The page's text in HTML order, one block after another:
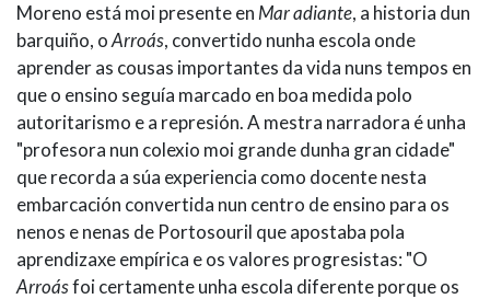
Moreno está moi presente en Mar adiante, a historia dun
barquiño, oArroás, convertido nunha escola onde
aprender as cousas importantes da vida nuns tempos en
que o ensino seguía marcado en boa medida polo
autoritarismo e a represión. A mestra narradora é unha
"profesora nun colexio moi grande dunha gran cidade"
que recorda a súa experiencia como docente nesta
embarcación convertida nun centro de ensino para os
nenos e nenas de Portosouril que apostaba pola
aprendizaxe empírica e os valores progresistas: "O
Arroásfoi certamente unha escola diferente porque os